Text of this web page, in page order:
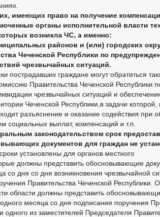
имеющих право на получение
органы исполнительной власти
возникла ЧС, а именно:
районов и (или) городских
Чеченской Республики по
чрезвычайных ситуаций.
пострадавших граждане могут обратиться
Правительства Чеченской Республики
чрезвычайных ситуаций и
Чеченской Республики,в задачи
разъяснение и оказание содействия при
социальных выплат, компенсаций и т.п.
законодательством срок
документов для граждан не
установлены для органов местного
должны представить обосновывающие
со дня со дня возникновения чрезвычайной
Правительства Чеченской Республики.
области должны представить
месяца со дня подписания поручения
одного из заместителей Председателя